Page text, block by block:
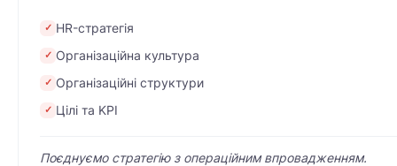
✓ HR-стратегія
✓ Організаційна культура
✓ Організаційні структури
✓ Цілі та KPI
Поєднуємо стратегію з операційним впровадженням.